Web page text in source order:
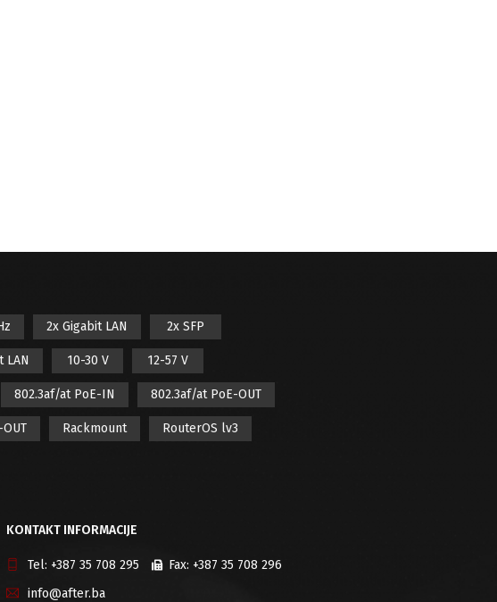
2x Gigabit LAN 2x SFP
LAN 10-30 V 12-57 V
802.3af/at PoE-IN 802.3af/at PoE-OUT
Rackmount RouterOS lv3
KONTAKT INFORMACIJE
Tel: +387 35 708 295 Fax: +387 35 708 296
info@after.ba